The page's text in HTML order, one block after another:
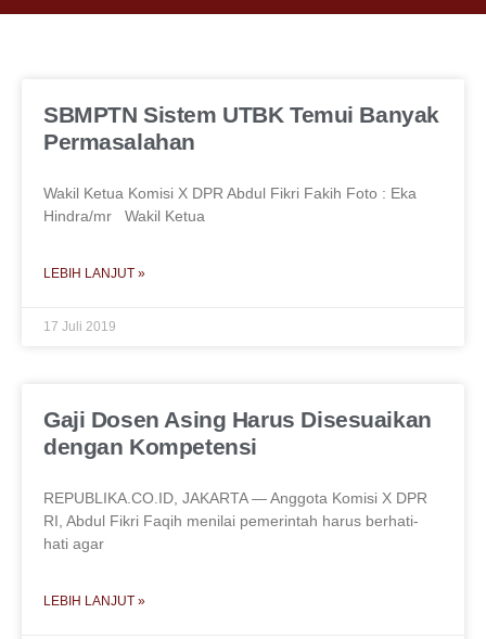
SBMPTN Sistem UTBK Temui Banyak
Permasalahan
Wakil Ketua Komisi X DPR Abdul Fikri Fakih Foto : Eka
Hindra/mr Wakil Ketua
LEBIH LANJUT »
17 Juli 2019
Gaji Dosen Asing Harus Disesuaikan
dengan Kompetensi
REPUBLIKA.CO.ID, JAKARTA — Anggota Komisi X DPR
RI, Abdul Fikri Faqih menilai pemerintah harus berhati-
hati agar
LEBIH LANJUT »